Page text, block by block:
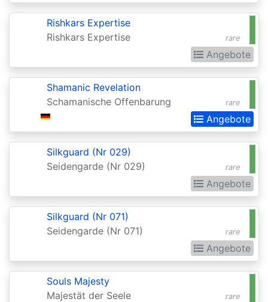
Crown
Darksteel
Dissension
Dominaria
Dominaria
Remastered
Remastered:
Dominaria
Dominaria
rare
Rishkars Expertise
Rishkars Expertise
Angebote
rare
Shamanic Revelation
Schamanische Offenbarung
Angebote
rare
Silkguard (Nr 029)
Seidengarde (Nr 029)
Angebote
rare
Silkguard (Nr 071)
Seidengarde (Nr 071)
Angebote
rare
Souls Majesty
Majestät der Seele